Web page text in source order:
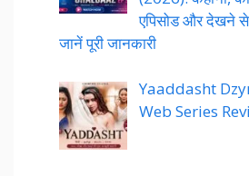
एपिसोड और देखने
जानें पूरी जानकारी
Yaaddasht
Web Series